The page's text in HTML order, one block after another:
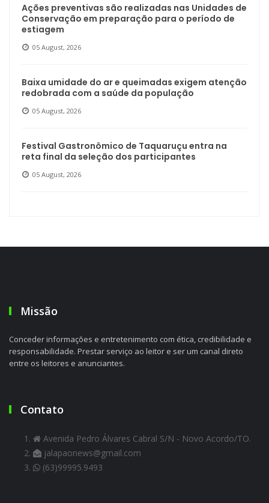
Ações preventivas são realizadas nas Unidades de
Conservação em preparação para o período de
estiagem
05 August, 2026
Baixa umidade do ar e queimadas exigem atenção
redobrada com a saúde da população
05 August, 2026
Festival Gastronômico de Taquaruçu entra na
reta final da seleção dos participantes
05 August, 2026
Missão
Conceder informações e entretenimento com ética, credibilidade e
responsabilidade. Prestar serviço ao leitor e ser um canal direto
entre os leitores e anunciantes.
Contato
Avenida Pedro Álvares Cabral S/N - Novo Acordo/TO.
jalapaonews@gmail.com
(63)99995.9493